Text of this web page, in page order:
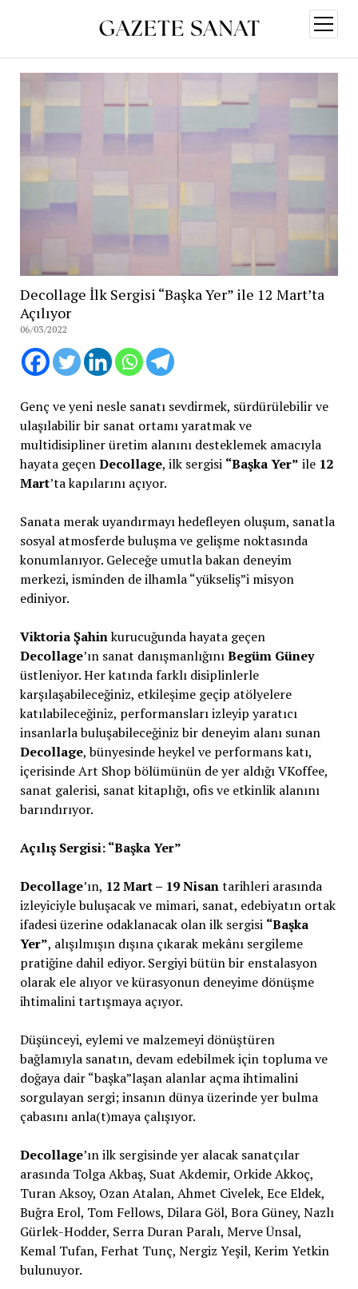
aç
Decollage İlk Sergisi “Başka Yer” ile 12 Mart’ta
Açılıyor
06/03/2022
Genç ve yeni nesle sanatı sevdirmek, sürdürülebilir ve
ulaşılabilir bir sanat ortamı yaratmak ve
multidisipliner üretim alanını desteklemek amacıyla
hayata geçenDecollage, ilk sergisi “Başka Yer” ile 12
Mart’ta kapılarını açıyor.
Sanata merak uyandırmayı hedefleyen oluşum, sanatla
sosyal atmosferde buluşma ve gelişme noktasında
konumlanıyor. Geleceğe umutla bakan deneyim
merkezi, isminden de ilhamla “yükseliş”i misyon
ediniyor.
Viktoria Şahinkurucuğunda hayata geçen
Decollage’ın sanat danışmanlığınıBegüm Güney
üstleniyor. Her katında farklı disiplinlerle
karşılaşabileceğiniz, etkileşime geçip atölyelere
katılabileceğiniz, performansları izleyip yaratıcı
insanlarla buluşabileceğiniz bir deneyim alanı sunan
Decollage, bünyesinde heykel ve performans katı,
içerisinde Art Shop bölümünün de yer aldığı VKoffee,
sanat galerisi, sanat kitaplığı, ofis ve etkinlik alanını
barındırıyor.
Açılış Sergisi: “Başka Yer”
Decollage’ın, 12 Mart – 19 Nisantarihleri arasında
izleyiciyle buluşacak ve mimari, sanat, edebiyatın ortak
ifadesi üzerine odaklanacak olan ilk sergisi “Başka
Yer”, alışılmışın dışına çıkarak mekânı sergileme
pratiğine dahil ediyor. Sergiyi bütün bir enstalasyon
olarak ele alıyor ve kürasyonun deneyime dönüşme
ihtimalini tartışmaya açıyor.
Düşünceyi, eylemi ve malzemeyi dönüştüren
bağlamıyla sanatın, devam edebilmek için topluma ve
doğaya dair “başka”laşan alanlar açma ihtimalini
sorgulayan sergi; insanın dünya üzerinde yer bulma
çabasını anla(t)maya çalışıyor.
Decollage’ın ilk sergisinde yer alacak sanatçılar
arasında Tolga Akbaş, Suat Akdemir, Orkide Akkoç,
Turan Aksoy, Ozan Atalan, Ahmet Civelek, Ece Eldek,
Buğra Erol, Tom Fellows, Dilara Göl, Bora Güney, Nazlı
Gürlek-Hodder, Serra Duran Paralı, Merve Ünsal,
Kemal Tufan, Ferhat Tunç, Nergiz Yeşil, Kerim Yetkin
bulunuyor.